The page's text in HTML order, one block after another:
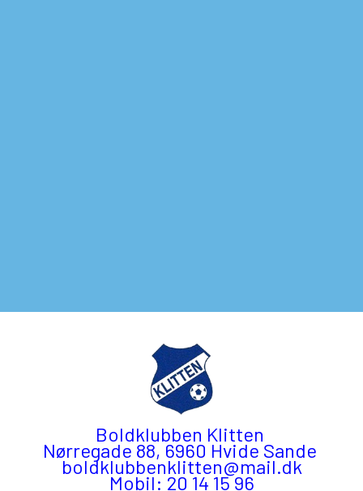
Boldklubben Klitten
Nørregade 88, 6960 Hvide Sande
boldklubbenklitten@mail.dk
Mobil: 20 14 15 96